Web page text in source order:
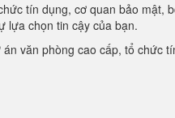
tín dụng, cơ quan bảo mật,
lựa chọn tin cậy của bạn.
văn phòng cao cấp, tổ chức